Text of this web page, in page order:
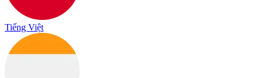
Tiếng Việt